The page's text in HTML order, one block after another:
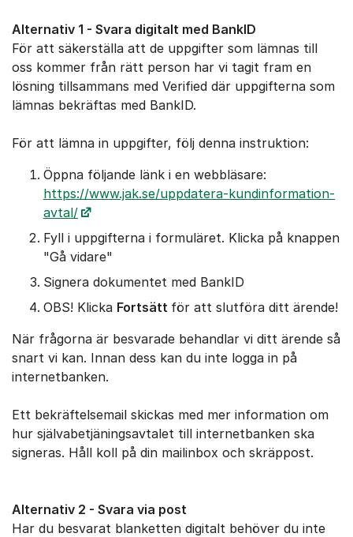
Alternativ 1 - Svara digitalt med BankID
För att säkerställa att de uppgifter som lämnas till
oss kommer från rätt person har vi tagit fram en
lösning tillsammans med Verified där uppgifterna som
lämnas bekräftas med BankID.
För att lämna in uppgifter, följ denna instruktion:
Öppna följande länk i en webbläsare:
https://www.jak.se/uppdatera-kundinformation-
avtal/
Fyll i uppgifterna i formuläret. Klicka på knappen
"Gå vidare"
Signera dokumentet med BankID
OBS! Klicka Fortsätt för att slutföra ditt ärende!
När frågorna är besvarade behandlar vi ditt ärende så
snart vi kan. Innan dess kan du inte logga in på
internetbanken.
Ett bekräftelsemail skickas med mer information om
hur självabetjäningsavtalet till internetbanken ska
signeras. Håll koll på din mailinbox och skräppost.
Alternativ 2 - Svara via post
Har du besvarat blanketten digitalt behöver du inte